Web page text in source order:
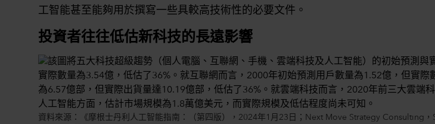
工智能甚至能夠用於撰寫一些具較高技術性的必要文件。
投資者往往低估新科技的長遠影響
資料來源：《摩根士丹利人工智能指南：（第四版），2024年1月23日；Next Move Strategy Consulting